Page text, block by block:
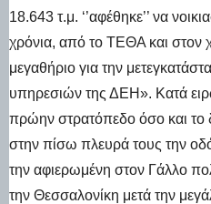
18.643 τ.μ. ‘’αφέθηκε’’ να
χρόνια, από το ΤΕΘΑ και στον
μεγαθήριο για την
υπηρεσιών της ΔΕΗ». Κατά
πρώην στρατόπεδο όσο και το
στην πίσω πλευρά τους την
την αφιερωμένη στον Γάλλο
την Θεσσαλονίκη μετά την